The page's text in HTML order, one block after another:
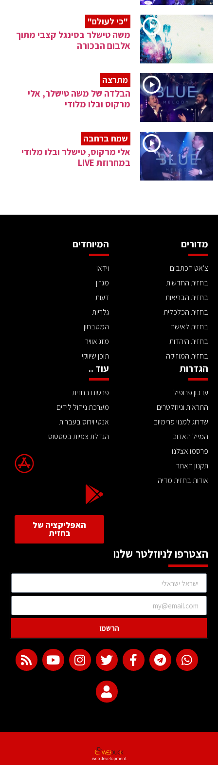
"כי לעולם"
משה טישלר בסינגל קצבי מתוך
אלבום הבכורה
מתרצה
הבלדה של משה טישלר, אלי
מרקוס ובלו מלודי
שמח ברחבה
אלי מרקוס, טישלר ובלו מלודי
במחרוזת LIVE
מדורים
צ'אט הכתבים
בחזית החדשות
בחזית הבריאות
בחזית הכלכלית
בחזית לאישה
בחזית היהדות
בחזית המוזיקה
המיוחדים
וידאו
מגזין
דעות
גלריות
המטבחון
מזג אוויר
תוכן שיווקי
הגדרות
עדכון פרופיל
התראות וניוזלטרים
שדרוג למנוי פרימיום
המייל האדום
פרסמו אצלנו
תקנון האתר
אודות בחזית מדיה
עוד ..
פרסום בחזית
מערכת ניהול לידים
אנטי וירוס בעברית
הגדלת צפיות בסטטוס
האפליקציה של
בחזית
הצטרפו לניוזלטר שלנו
הרשמו
web development